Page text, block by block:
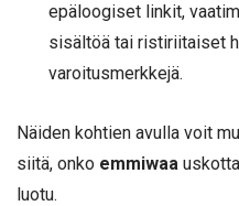
epäloogiset linkit,
sisältöä tai ristiriitaiset
varoitusmerkkejä.
Näiden kohtien avulla voit
siitä, onko emmiwaa
luotu.